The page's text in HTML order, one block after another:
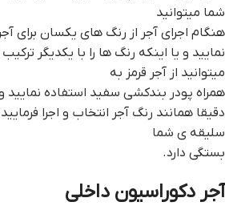
شما میتوانید
هنگام اجرای آجر از رنگ های یکسان برای
نمایید و یا اینکه رنگ ها را با یکدیگر
میتوانید از آجر قرمز به
همراه پودر بندکشی سفید استفاده نمایید
دقیقا همانند رنگ آجر انتخاب و اجرا
سلیقه ی شما
بستگی دارد.
آجر دکوراسیون داخلی